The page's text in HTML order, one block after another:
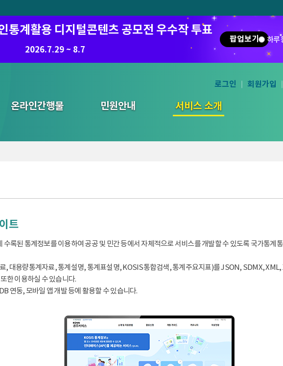
계활용 디지털콘텐츠 공모전 우수작 투표
2026.7.29 ~ 8.7
팝업보기 하루
온라인간행물 민원안내 서비스 소개
통합검색
로그인 회원가입
트
록된 통계정보를 이용하여 공공 및 민간 등에서 자체적으로 서비스를 개발할 수 있도록 국가통계
, 대용량통계자료, 통계설명, 통계표설명, KOSIS통합검색, 통계주요지표)를 JSON, SDMX, XML,
한 이용하실 수 있습니다.
연동, 모바일 앱 개발 등에 활용할 수 있습니다.